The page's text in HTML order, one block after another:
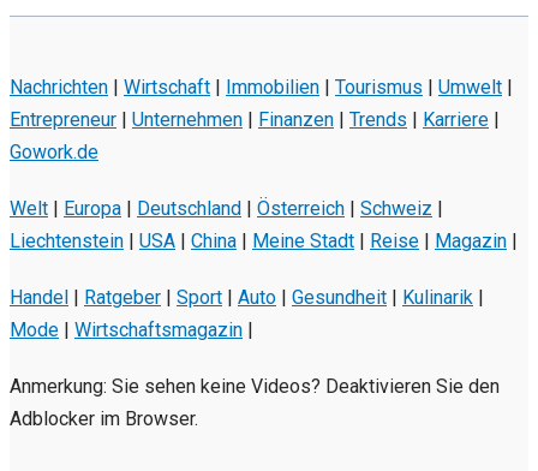
Nachrichten | Wirtschaft | Immobilien | Tourismus | Umwelt |
Entrepreneur | Unternehmen | Finanzen | Trends | Karriere |
Gowork.de
Welt | Europa | Deutschland | Österreich | Schweiz |
Liechtenstein | USA | China | Meine Stadt | Reise | Magazin |
Handel | Ratgeber | Sport | Auto | Gesundheit | Kulinarik |
Mode | Wirtschaftsmagazin |
Anmerkung: Sie sehen keine Videos? Deaktivieren Sie den
Adblocker im Browser.